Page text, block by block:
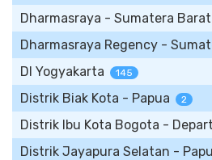
Dharmasraya - Sumatera Barat
Dharmasraya Regency -
DI Yogyakarta 145
Distrik Biak Kota - Papua 2
Distrik Ibu Kota Bogota -
Distrik Jayapura Selatan -